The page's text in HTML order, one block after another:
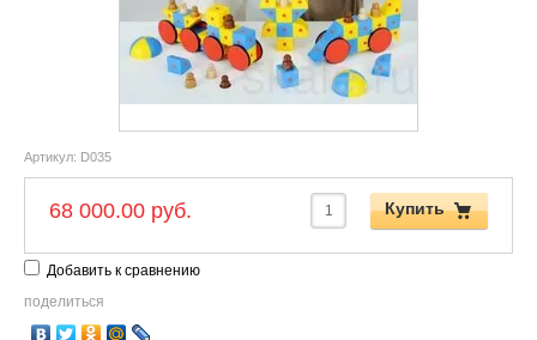
Артикул: D035
68 000.00 руб. Купить
Добавить к сравнению
поделиться